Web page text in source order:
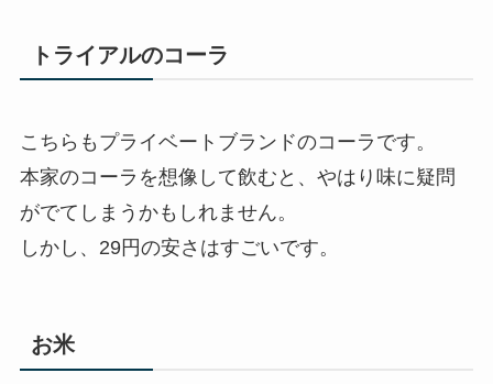
トライアルのコーラ
こちらもプライベートブランドのコーラです。
本家のコーラを想像して飲むと、やはり味に疑問
がでてしまうかもしれません。
しかし、29円の安さはすごいです。
お米